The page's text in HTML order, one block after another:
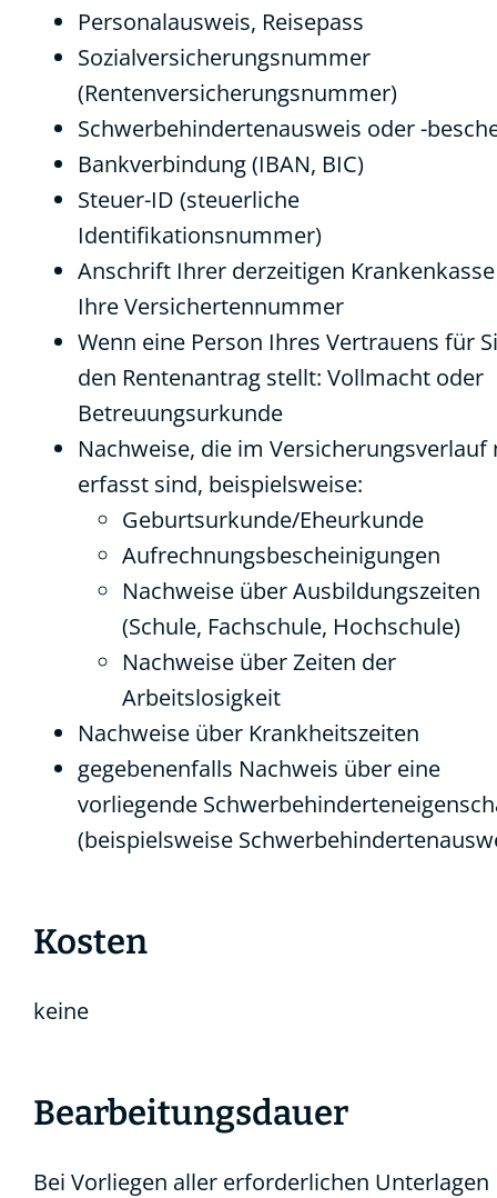
Personalausweis, Reisepass
Sozialversicherungsnummer
(Rentenversicherungsnummer)
Schwerbehindertenausweis oder -
Bankverbindung (IBAN, BIC)
Steuer-ID (steuerliche
Identifikationsnummer)
Anschrift Ihrer derzeitigen
Ihre Versichertennummer
Wenn eine Person Ihres Vertrauens für
den Rentenantrag stellt: Vollmacht oder
Betreuungsurkunde
Nachweise, die im Versicherungsverlauf
erfasst sind, beispielsweise:
Geburtsurkunde/Eheurkunde
Aufrechnungsbescheinigungen
Nachweise über Ausbildungszeiten
(Schule, Fachschule, Hochschule)
Nachweise über Zeiten der
Arbeitslosigkeit
Nachweise über Krankheitszeiten
gegebenenfalls Nachweis über eine
vorliegende
(beispielsweise
Kosten
keine
Bearbeitungsdauer
Bei Vorliegen aller erforderlichen Unterlagen